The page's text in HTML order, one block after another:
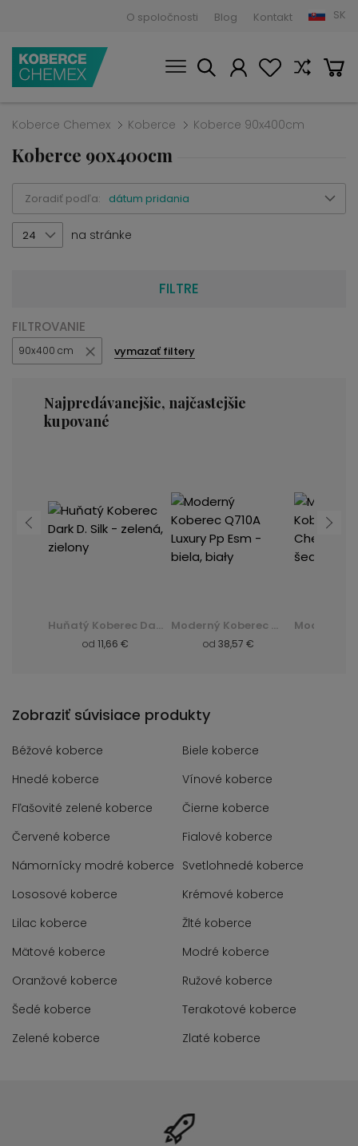
O spoločnosti Blog Kontakt SK
Koberce Chemex Koberce Koberce 90x400cm
Koberce 90x400cm
Zoradiť podľa: dátum pridania
24 na stránke
FILTRE
FILTROVANIE
90x400 cm vymazať filtery
Najpredávanejšie, najčastejšie
kupované
Huňatý Koberec Dark D. Silk - zelená, zielony
od 11,66 €
Moderný Koberec Q710A Luxury Pp Esm - biela, biały
od 38,57 €
Zobraziť súvisiace produkty
Béžové koberce
Biele koberce
Hnedé koberce
Vínové koberce
Fľašovité zelené koberce
Čierne koberce
Červené koberce
Fialové koberce
Námornícky modré koberce Svetlohnedé koberce
Lososové koberce
Krémové koberce
Lilac koberce
Žlté koberce
Mätové koberce
Modré koberce
Oranžové koberce
Ružové koberce
Šedé koberce
Terakotové koberce
Zelené koberce
Zlaté koberce